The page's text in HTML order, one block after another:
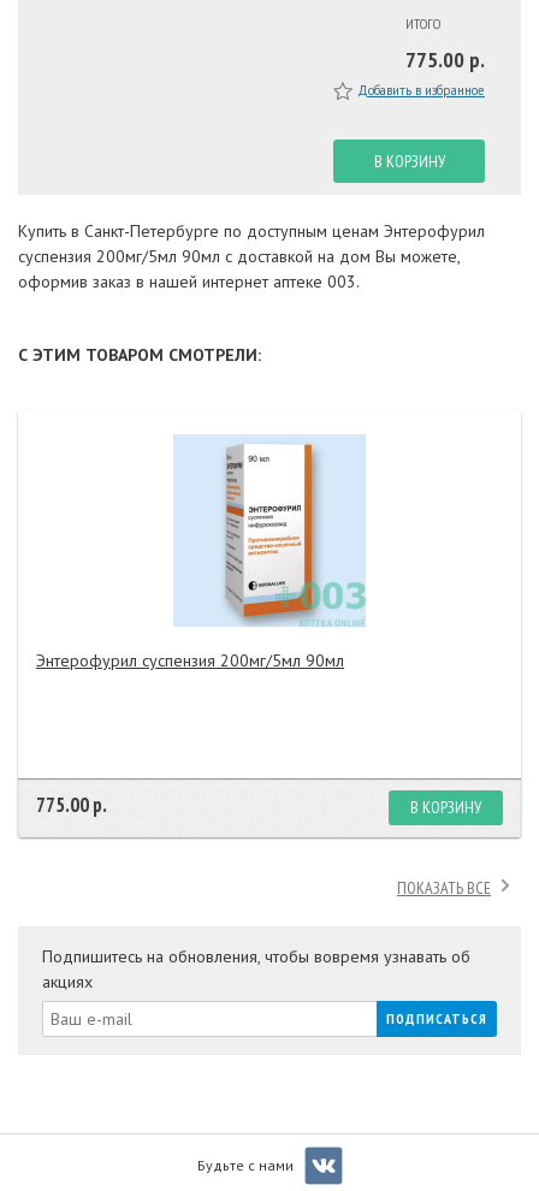
ИТОГО
775.00 р.
Добавить в избранное
В КОРЗИНУ
Купить в Санкт-Петербурге по доступным ценам Энтерофурил
суспензия 200мг/5мл 90мл с доставкой на дом Вы можете,
оформив заказ в нашей интернет аптеке 003.
С ЭТИМ ТОВАРОМ СМОТРЕЛИ:
Энтерофурил суспензия 200мг/5мл 90мл
775.00 р. В КОРЗИНУ
ПОКАЗАТЬ ВСЕ
Подпишитесь на обновления, чтобы вовремя узнавать об
акциях
Будьте с нами